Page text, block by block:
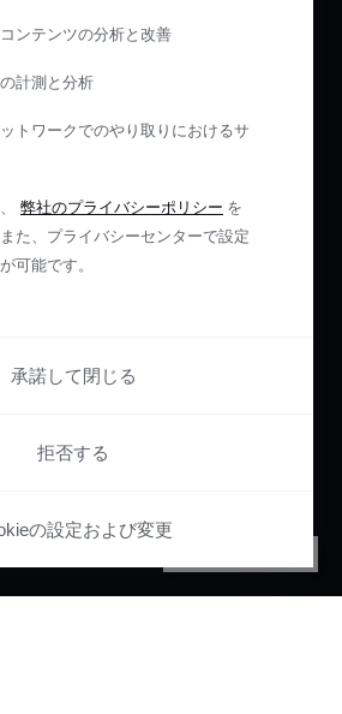
ンテンツの分析と改善
計測と分析
トワークでのやり取りにおけるサ
弊社のプライバシーポリシー を
た、プライバシーセンターで設定
可能です。
承諾して閉じる
拒否する
の設定および変更